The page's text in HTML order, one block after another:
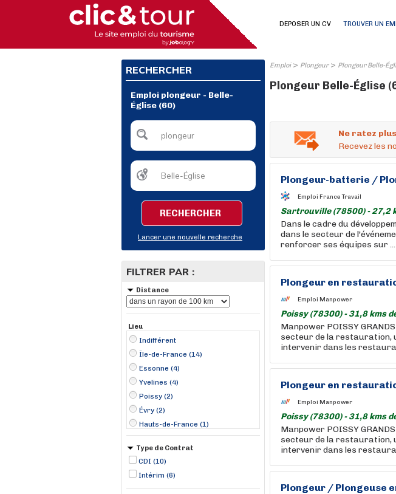
DEPOSER UN CV TROUVER UN
RECHERCHER
Emploi plongeur - Belle-
Église (60)
RECHERCHER
Lancer une nouvelle recherche
FILTRER PAR :
Distance
Lieu
Indifférent
Île-de-France (14)
Essonne (4)
Yvelines (4)
Poissy (2)
Évry (2)
Hauts-de-France (1)
Chessy (1)
Compiègne (1)
Marcoussis (1)
Muchedent (1)
Type de Contrat
CDI (10)
Intérim (6)
Emploi> Plongeur> Plongeur Belle-
Plongeur Belle-Église
Ne ratez
Recevez les
Plongeur-batterie /
Emploi France Travail
Sartrouville (78500) - 27,2
Dans le cadre du
dans le secteur de
renforcer ses équipes sur ...
Plongeur en
Emploi Manpower
Poissy (78300) - 31,8 kms
Manpower POISSY
secteur de la restauration,
intervenir dans les
Plongeur en
Emploi Manpower
Poissy (78300) - 31,8 kms
Manpower POISSY
secteur de la restauration,
intervenir dans les
Plongeur / Plongeuse